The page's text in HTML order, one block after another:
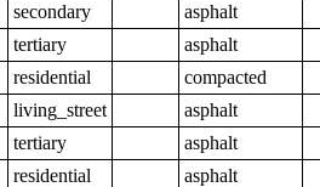
secondary
asphalt
tertiary
asphalt
residential
compacted
living_street
asphalt
tertiary
asphalt
residential
asphalt